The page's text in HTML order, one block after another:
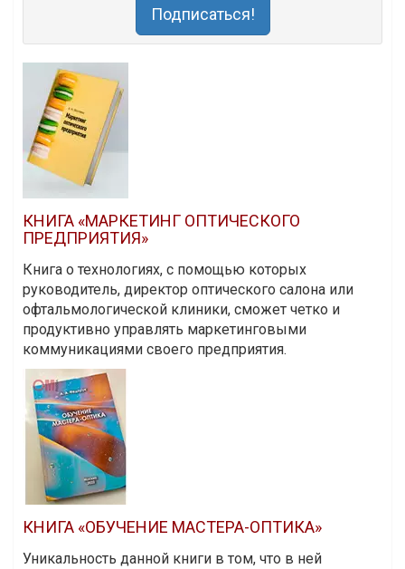
Подписаться!
КНИГА «МАРКЕТИНГ ОПТИЧЕСКОГО
ПРЕДПРИЯТИЯ»
Книга о технологиях, с помощью которых
руководитель, директор оптического салона или
офтальмологической клиники, сможет четко и
продуктивно управлять маркетинговыми
коммуникациями своего предприятия.
КНИГА «ОБУЧЕНИЕ МАСТЕРА-ОПТИКА»
Уникальность данной книги в том, что в ней